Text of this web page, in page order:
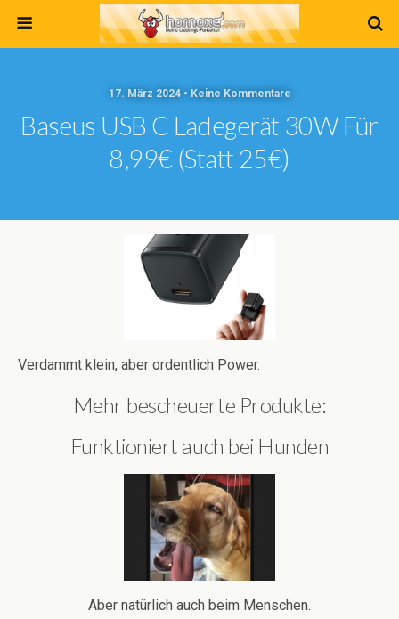
17. März 2024 • Keine Kommentare
Baseus USB C Ladegerät 30W Für
8,99€ (statt 25€)
Verdammt klein, aber ordentlich Power.
Mehr bescheuerte Produkte:
Funktioniert auch bei Hunden
Aber natürlich auch beim Menschen.